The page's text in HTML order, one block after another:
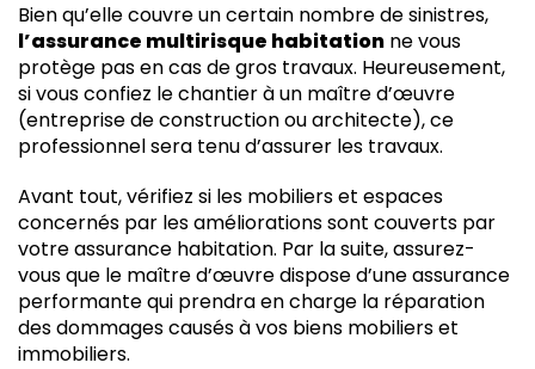
Bien qu’elle couvre un certain nombre de sinistres,
l’assurance multirisque habitation ne vous
protège pas en cas de gros travaux. Heureusement,
si vous confiez le chantier à un maître d’œuvre
(entreprise de construction ou architecte), ce
professionnel sera tenu d’assurer les travaux.
Avant tout, vérifiez si les mobiliers et espaces
concernés par les améliorations sont couverts par
votre assurance habitation. Par la suite, assurez-
vous que le maître d’œuvre dispose d’une assurance
performante qui prendra en charge la réparation
des dommages causés à vos biens mobiliers et
immobiliers.